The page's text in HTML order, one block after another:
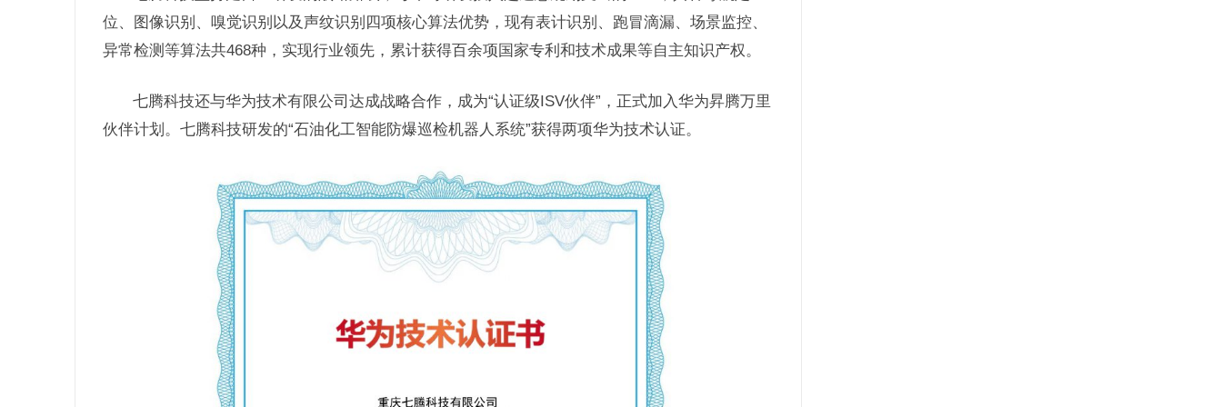
位、图像识别、嗅觉识别以及声纹识别四项核心算法优势，现有表计识别、跑冒滴漏、场景监控、
异常检测等算法共468种，实现行业领先，累计获得百余项国家专利和技术成果等自主知识产权。
七腾科技还与华为技术有限公司达成战略合作，成为“认证级ISV伙伴”，正式加⼊华为昇腾万里
伙伴计划。七腾科技研发的“石油化工智能防爆巡检机器⼈系统”获得两项华为技术认证。